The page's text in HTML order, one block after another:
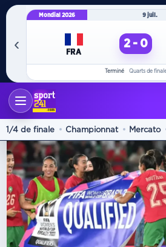
‹
Mondial 2026 9 juil.
FRA
2 - 0
Terminé Quarts de
1/4 de finale Championnat Mercato
International